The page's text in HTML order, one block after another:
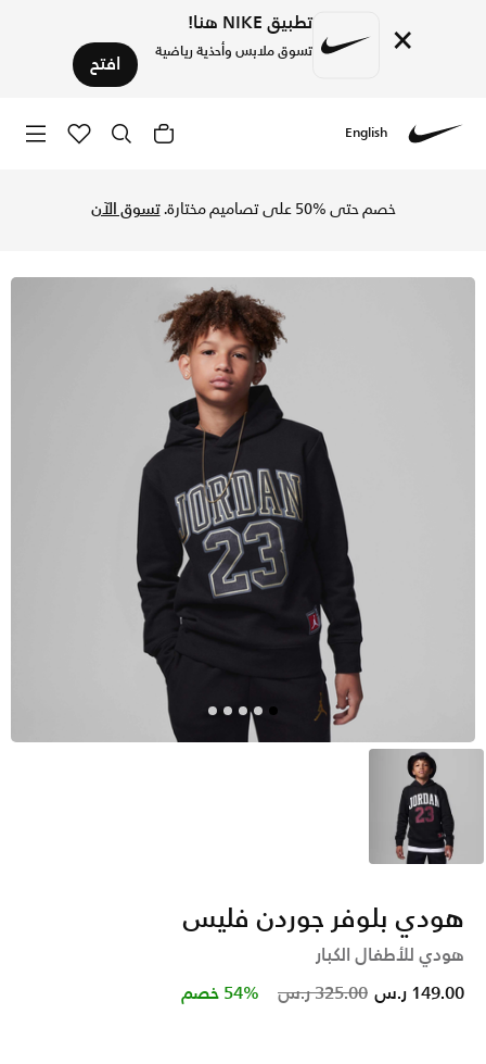
× تطبيق NIKE هنا!
تسوق ملابس وأحذية رياضية افتح
English
خصم حتى %50 على تصاميم مختارة. تسوق الآن
أسود
هودي بلوفر جوردن فليس
هودي للأطفال الكبار
Price reduced from
325.00 ر.س to 149.00 ر.س 54% خصم